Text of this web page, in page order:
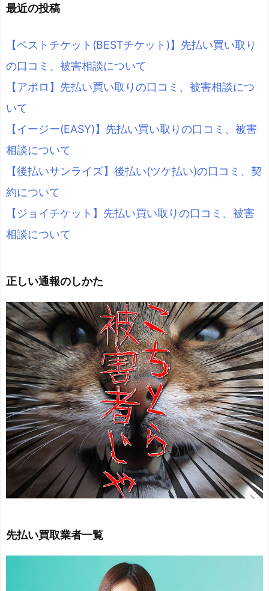
最近の投稿
【ベストチケット(BESTチケット)】先払い買い取り
の口コミ、被害相談について
【アポロ】先払い買い取りの口コミ、被害相談につ
いて
【イージー(EASY)】先払い買い取りの口コミ、被害
相談について
【後払いサンライズ】後払い(ツケ払い)の口コミ、契
約について
【ジョイチケット】先払い買い取りの口コミ、被害
相談について
正しい通報のしかた
先払い買取業者一覧